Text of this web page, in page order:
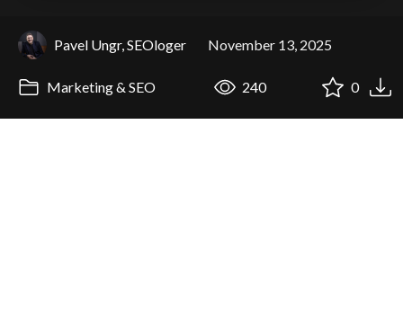
Pavel Ungr, SEOloger November 13, 2025
Marketing & SEO 240 0